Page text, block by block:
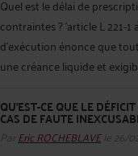
Quel est le délai de
contraintes ? ’article L 221-
d’exécution énonce que
une créance liquide et
QU’EST-CE QUE LE
CAS DE FAUTE
Par Eric ROCHEBLAVEle 26/